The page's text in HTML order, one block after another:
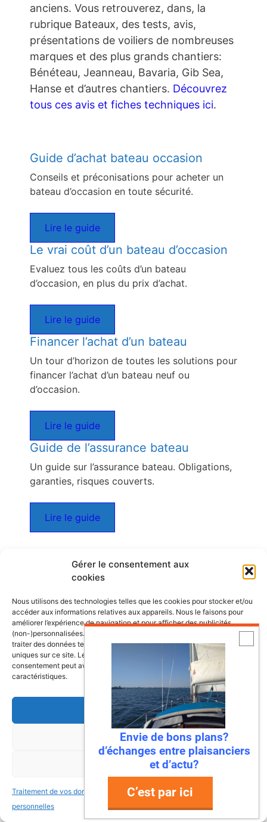
Gérer le consentement aux
cookies
Nous utilisons des technologies telles que les cookies pour stocker et/ou
accéder aux informations relatives aux appareils. Nous le faisons pour
améliorer l’expérience de navigation et pour afficher des publicités
(non-)personnalisées. Consentir à ces technologies nous autorisera à
traiter des données telles que le comportement de navigation ou les ID
uniques sur ce site. Le fait de ne pas consentir ou de retirer son
consentement peut avoir un effet négatif sur certaines fonctonnalités et
caractéristiques.
Accepter
Refuser
Voir les préférences
Traitement de vos données
personnelles
Traitement de vos données
personnelles
anciens. Vous retrouverez, dans, la
rubrique Bateaux, des tests, avis,
présentations de voiliers de nombreuses
marques et des plus grands chantiers:
Bénéteau, Jeanneau, Bavaria, Gib Sea,
Hanse et d’autres chantiers. Découvrez
tous ces avis et fiches techniques ici.
Guide d’achat bateau occasion
Conseils et préconisations pour acheter un
bateau d’occasion en toute sécurité.
Lire le guide
Le vrai coût d’un bateau d’occasion
Evaluez tous les coûts d’un bateau
d’occasion, en plus du prix d’achat.
Lire le guide
Financer l’achat d’un bateau
Un tour d’horizon de toutes les solutions pour
financer l’achat d’un bateau neuf ou
d’occasion.
Lire le guide
Guide de l’assurance bateau
Un guide sur l’assurance bateau. Obligations,
garanties, risques couverts.
Lire le guide
Les dernières fiches bateaux
Fiches de présentation de voiliers
comprenant une présentation, les
retours propriétaires, les points à vérifier
ainsi que la fiche technique du bateau.
Bali 4.8, un vrai
catamaran à vivre
Antarès 700 Pêche, le
Envie de bons plans?
d’échanges entre plaisanciers
et d’actu?
C’est par ici